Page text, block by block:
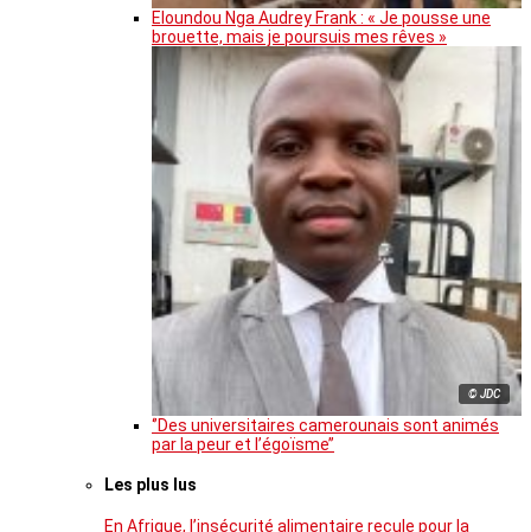
Eloundou Nga Audrey Frank : « Je pousse une
brouette, mais je poursuis mes rêves »
© JDC
‘’Des universitaires camerounais sont animés
par la peur et l’égoïsme’’
Les plus lus
En Afrique, l’insécurité alimentaire recule pour la